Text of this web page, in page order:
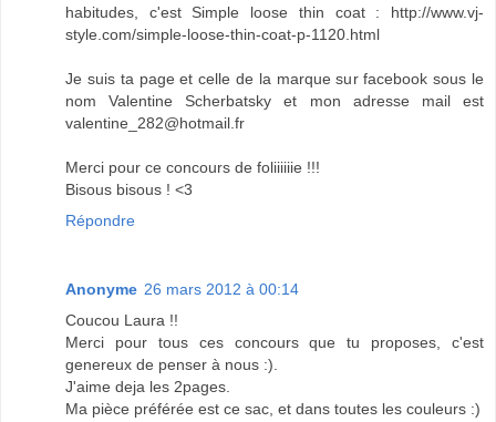
habitudes, c'est Simple loose thin coat : http://www.vj-
style.com/simple-loose-thin-coat-p-1120.html
Je suis ta page et celle de la marque sur facebook sous le
nom Valentine Scherbatsky et mon adresse mail est
valentine_282@hotmail.fr
Merci pour ce concours de foliiiiiie !!!
Bisous bisous ! <3
Répondre
Anonyme 26 mars 2012 à 00:14
Coucou Laura !!
Merci pour tous ces concours que tu proposes, c'est
genereux de penser à nous :).
J'aime deja les 2pages.
Ma pièce préférée est ce sac, et dans toutes les couleurs :)